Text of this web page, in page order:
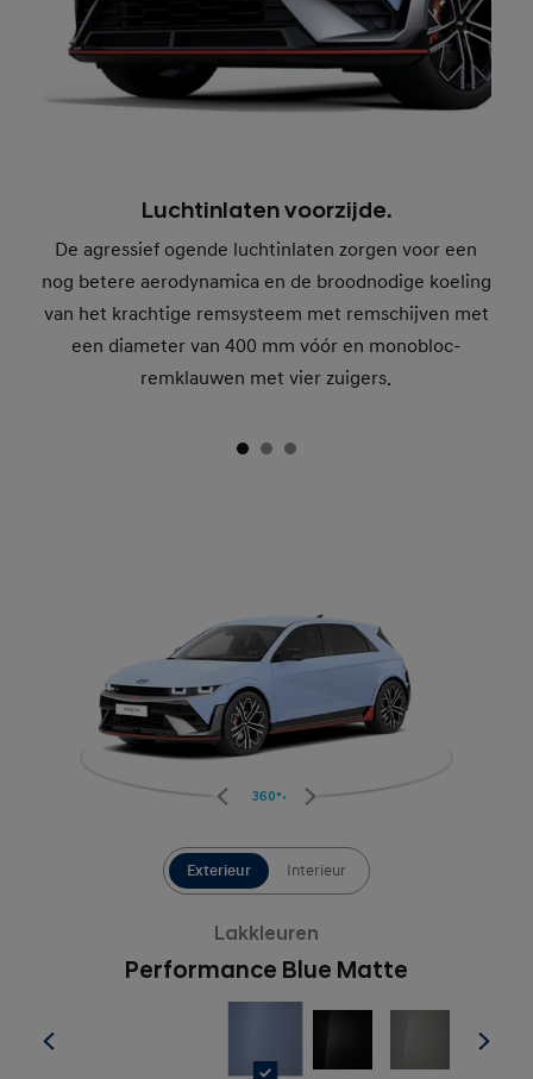
Luchtinlaten voorzijde.
De agressief ogende luchtinlaten zorgen voor een
nog betere aerodynamica en de broodnodige koeling
van het krachtige remsysteem met remschijven met
een diameter van 400 mm vóór en monobloc-
remklauwen met vier zuigers.
360°
Exterieur Interieur
Lakkleuren
Performance Blue Matte